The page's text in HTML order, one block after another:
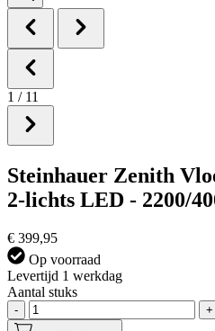
1 / 11
Steinhauer Zenith
2-lichts LED - 2200/
€ 399,95
Op voorraad
Levertijd 1 werkdag
Aantal stuks
-
+